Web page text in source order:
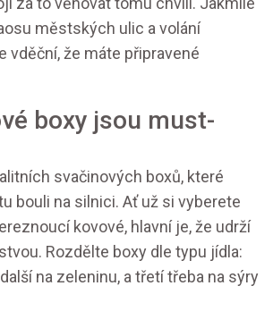
městských ulic a volání
vděční, že máte připravené
boxy jsou must-
svačinových boxů, které
bouli na silnici. Ať už si vyberete
kovové, hlavní je, že udrží
Rozdělte boxy dle typu jídla:
na zeleninu, a třetí třeba na sýry